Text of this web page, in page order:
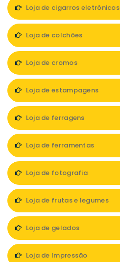
Loja de cigarros eletrónicos
Loja de colchões
Loja de cromos
Loja de estampagens
Loja de ferragens
Loja de ferramentas
Loja de fotografia
Loja de frutas e legumes
Loja de gelados
Loja de Impressão